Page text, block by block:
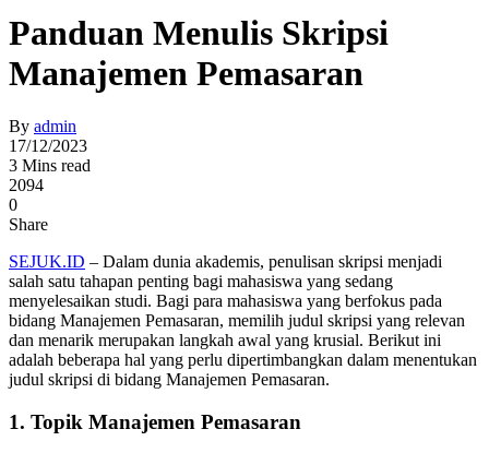
Panduan Menulis Skripsi
Manajemen Pemasaran
By admin
17/12/2023
3 Mins read
2094
0
Share
SEJUK.ID – Dalam dunia akademis, penulisan skripsi menjadi
salah satu tahapan penting bagi mahasiswa yang sedang
menyelesaikan studi. Bagi para mahasiswa yang berfokus pada
bidang Manajemen Pemasaran, memilih judul skripsi yang relevan
dan menarik merupakan langkah awal yang krusial. Berikut ini
adalah beberapa hal yang perlu dipertimbangkan dalam menentukan
judul skripsi di bidang Manajemen Pemasaran.
1. Topik Manajemen Pemasaran